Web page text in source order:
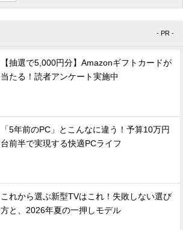
- PR -
【抽選で5,000円分】Amazonギフトカードが
当たる！読者アンケート実施中
「5年前のPC」とこんなに違う！予算10万円
台前半で実現する快適PCライフ
これから選ぶ新型TVはこれ！失敗しない選び
方と、2026年夏の一押しモデル